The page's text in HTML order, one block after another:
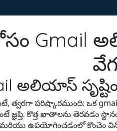
Gmail
అలియాస్
త్వరగా పరిష్కారముంది: ఒక
కంటే జ్ఞప్తి. కొత్త ఖాతాల‌ను
మరియు ఉపయోగించడంలో కొంచెం